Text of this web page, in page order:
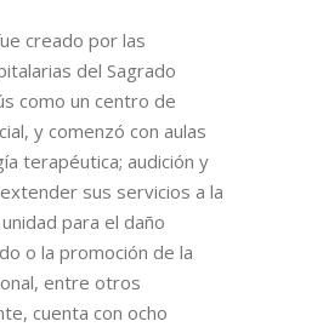
creado por las
del Sagrado
como un centro de
y comenzó con aulas
terapéutica; audición y
sus servicios a la
para el daño
o la promoción de la
entre otros
cuenta con ocho